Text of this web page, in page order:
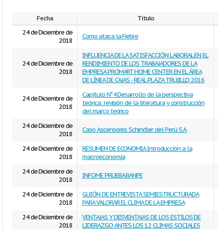
Fecha
Titulo
24 de Diciembre de
2018
Como ataca la Fiebre
24 de Diciembre de
2018
INFLUENCIA DE LA SATISFACCIÓN LABORAL EN EL
RENDIMIENTO DE LOS TRABAJADORES DE LA
EMPRESA PROMART HOME CENTER EN EL ÁREA
DE LÍNEA DE CAJAS - REAL PLAZA TRUJILLO 2016
24 de Diciembre de
2018
Capítulo N°4 Desarrollo de la perspectiva
teórica: revisión de la literatura y construcción
del marco teórico
24 de Diciembre de
2018
Caso Ascensores Schindler del Perú S.A.
24 de Diciembre de
2018
RESUMEN DE ECONOMIA Introducción a la
macroeconomía
24 de Diciembre de
2018
INFOME PRUEBA BANPE
24 de Diciembre de
2018
GUIÓN DE ENTREVISTA SEMIESTRUCTURADA
PARA VALORAR EL CLIMA DE LA EMPRESA
24 de Diciembre de
2018
VENTAJAS Y DESVENTAJAS DE LOS ESTILOS DE
LIDERAZGO ANTES LOS 12 CLIMAS SOCIALES